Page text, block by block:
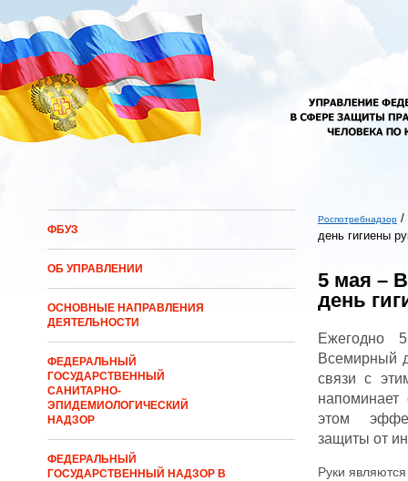
Перейти к основному содержанию
ФБУЗ
ОБ УПРАВЛЕНИИ
ОСНОВНЫЕ НАПРАВЛЕНИЯ
ДЕЯТЕЛЬНОСТИ
ФЕДЕРАЛЬНЫЙ
ГОСУДАРСТВЕННЫЙ
САНИТАРНО-
ЭПИДЕМИОЛОГИЧЕСКИЙ
НАДЗОР
ФЕДЕРАЛЬНЫЙ
ГОСУДАРСТВЕННЫЙ НАДЗОР В
Вы здесь
Роспотребнадзор /
день гигиены
5 мая –
день
Ежегодно
Всемирный
связи с
этом
защиты от
Руки